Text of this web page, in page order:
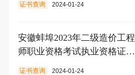
证书查询 2024-01-24
安徽蚌埠2023年二级造价工程
师职业资格考试执业资格证书
领取通知
证书查询 2024-01-24